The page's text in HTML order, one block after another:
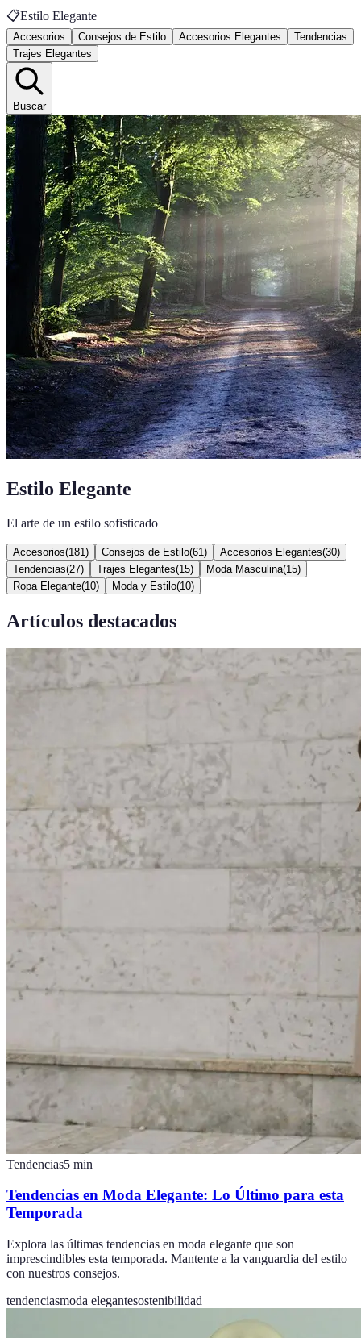
📋Estilo Elegante
Accesorios Consejos de Estilo Accesorios Elegantes
Tendencias
Trajes Elegantes
Buscar
Estilo Elegante
El arte de un estilo sofisticado
Accesorios(181 ) Consejos de Estilo(61 ) Accesorios Elegantes(30)
Tendencias(27) Trajes Elegantes(15) Moda Masculina(15)
Ropa Elegante(10) Moda y Estilo(10)
Artículos destacados
Tendencias5 min
Tendencias en Moda Elegante: Lo Último para esta
Temporada
Explora las últimas tendencias en moda elegante que son
imprescindibles esta temporada. Mantente a la vanguardia del estilo
con nuestros consejos.
tendenciasmoda elegantesostenibilidad